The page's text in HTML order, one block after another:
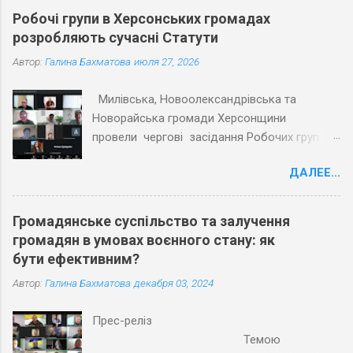
Робочі групи в Херсонських громадах
розробляють сучасні Статути
Автор: Галина Бахматова июля 27, 2026
Милівська, Новоолександрівська та
Новорайська громади Херсонщини
провели чергові засідання Робочих груп з
політичних і соціальних досліджень
(ПЦПСД) та з активістами громад, які
Статутів. Під час планових засідань
Робочих груп відповідно до графіку
громадам Херсонської області в розробці
напрацьовані тексти першої половини
змістовної частини Статутів трьох громад.
ДАЛЕЕ...
Громадянське суспільство та залучення
громадян в умовах воєнного стану: як
бути ефективним?
Автор: Галина Бахматова декабря 03, 2024
Прес-реліз
Темою